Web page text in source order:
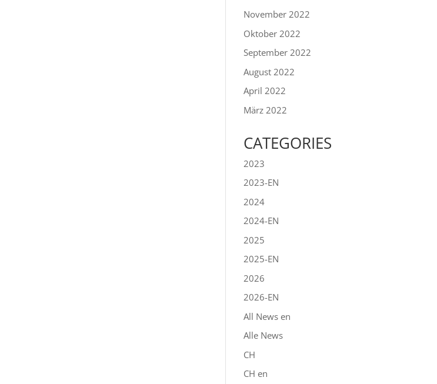
November 2022
Oktober 2022
September 2022
August 2022
April 2022
März 2022
CATEGORIES
2023
2023-EN
2024
2024-EN
2025
2025-EN
2026
2026-EN
All News en
Alle News
CH
CH en